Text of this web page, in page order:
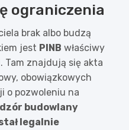
ograniczenia
brak albo budzą
jest PINB właściwy
Tam znajdują się akta
obowiązkowych
o pozwoleniu na
budowlany
legalnie